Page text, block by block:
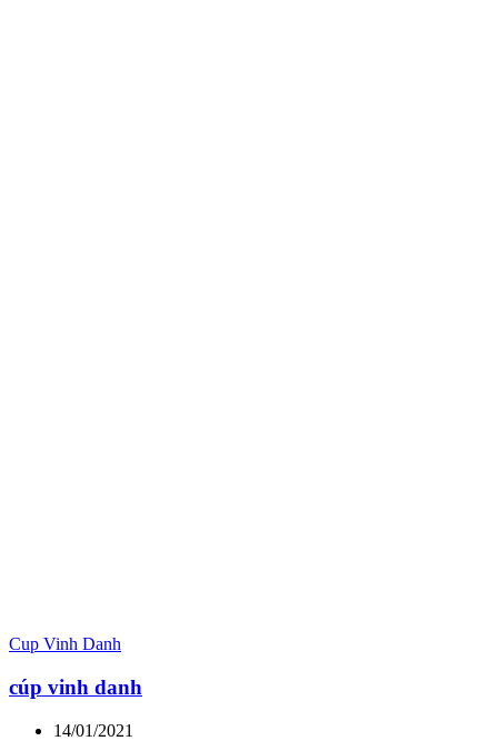
Cup Vinh Danh
cúp vinh danh
14/01/2021